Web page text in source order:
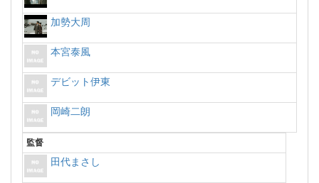
加勢大周
本宮泰風
デビット伊東
岡崎二朗
監督
田代まさし